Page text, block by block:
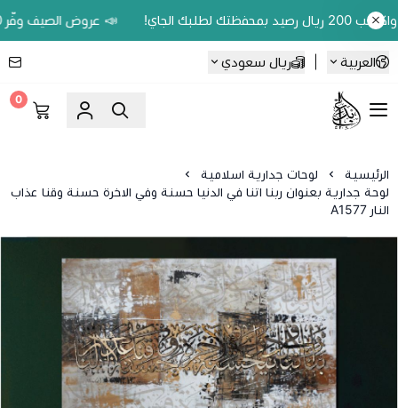
📣 عروض الصيف وفّر 20% على اللوحات الحين.. واكسب 200 ريال رصيد بمحفظتك لطلبك الجاي!
العربية ريال سعودي
Ebbdaa art
0
الرئيسية
لوحات جدارية اسلامية
لوحة جدارية بعنوان ربنا اتنا في الدنيا حسنة وفي الاخرة حسنة وقنا عذاب
النار A1577